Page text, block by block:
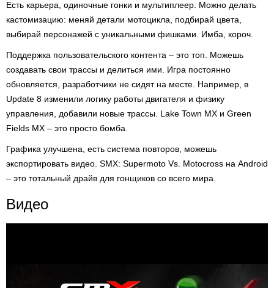
Есть карьера, одиночные гонки и мультиплеер. Можно делать
кастомизацию: меняй детали мотоцикла, подбирай цвета,
выбирай персонажей с уникальными фишками. Имба, короч.
Поддержка пользовательского контента – это топ. Можешь
создавать свои трассы и делиться ими. Игра постоянно
обновляется, разработчики не сидят на месте. Например, в
Update 8 изменили логику работы двигателя и физику
управления, добавили новые трассы. Lake Town MX и Green
Fields MX – это просто бомба.
Графика улучшена, есть система повторов, можешь
экспортировать видео. SMX: Supermoto Vs. Motocross на Android
– это тотальный драйв для гонщиков со всего мира.
Видео